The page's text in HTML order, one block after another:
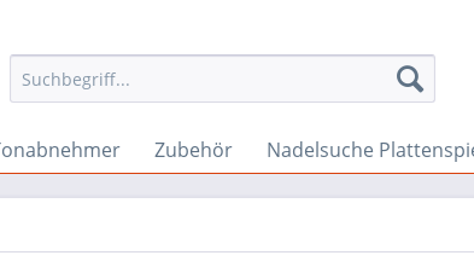
Zubehör Nadelsuche